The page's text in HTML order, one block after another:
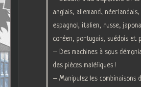
anglais, allemand,
espagnol, italien, russe,
coréen, portugais, suédois et
– Des machines à sous
des pièces maléfiques !
– Manipulez les combinaisons